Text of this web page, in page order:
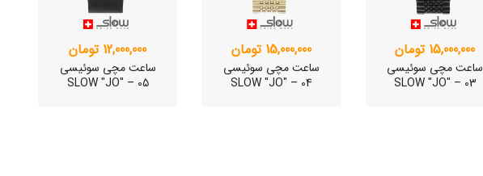
15,000,000 تومان
ساعت مچی سوئیسی
SLOW "JO" – 03
15,000,000 تومان
ساعت مچی سوئیسی
SLOW "JO" – 04
12,000,000 تومان
ساعت مچی سوئیسی
SLOW "JO" – 05